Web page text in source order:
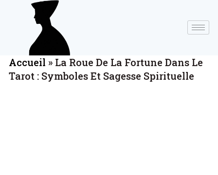
Accueil » La Roue De La Fortune Dans Le
Tarot : Symboles Et Sagesse Spirituelle